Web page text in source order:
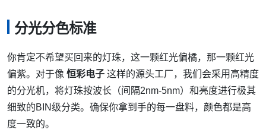
分光分色标准
你肯定不希望买回来的灯珠，这一颗红光偏橘，那一颗红光
偏紫。对于像 恒彩电子 这样的源头工厂，我们会采用高精度
的分光机，将灯珠按波长（间隔2nm-5nm）和亮度进行极其
细致的BIN级分类。确保你拿到手的每一盘料，颜色都是高
度一致的。